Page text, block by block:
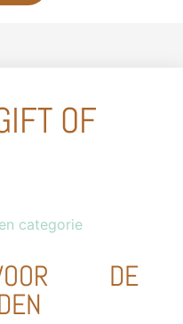
OF
categorie
DE